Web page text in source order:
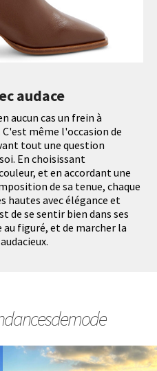
audace
aucun cas un frein à
même l'occasion de
tout une question
En choisissant
et en accordant une
de sa tenue, chaque
hautes avec élégance et
de se sentir bien dans ses
figuré, et de marcher la